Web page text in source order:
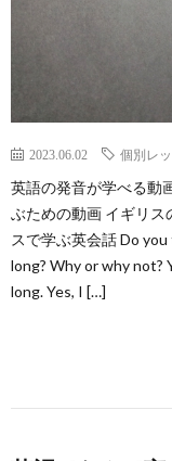
2023.06.02 個別レ
英語の発音が学べる動
ぶための動画 イギリス
スで学ぶ英会話 Do
long? Why or why
long. Yes, I […]